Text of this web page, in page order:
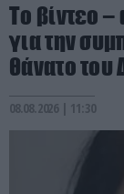
Το βίντεο
για την
θάνατο του
08.08.2026 | 11:30